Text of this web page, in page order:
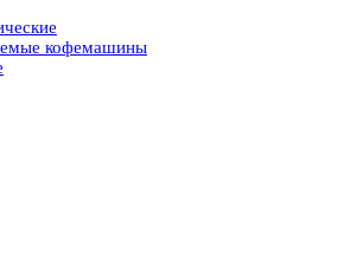
кофемашины